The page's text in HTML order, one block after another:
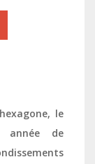
le
année de